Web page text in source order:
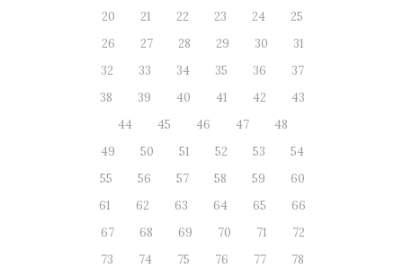
20
21 22 23 24
25
26
27 28 29 30
31
32
33 34 35 36
37
38
39 40 41 42
43
44
45 46 47
48
49
50 51 52 53
54
55
56 57 58 59
60
61
62 63 64 65
66
67
68 69 70 71
72
73
74 75 76 77
78